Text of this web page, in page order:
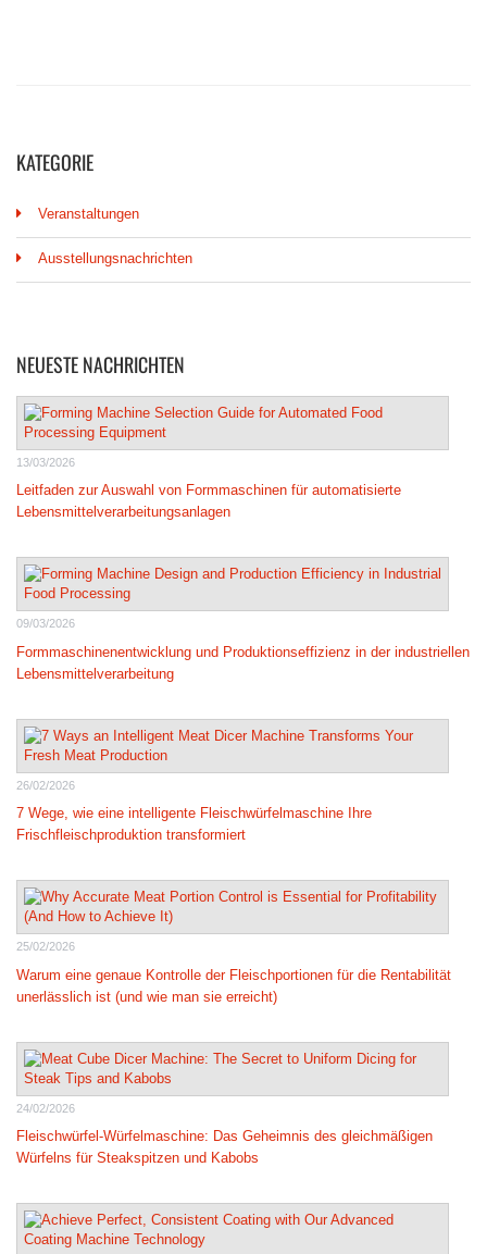
KATEGORIE
Veranstaltungen
Ausstellungsnachrichten
NEUESTE NACHRICHTEN
13/03/2026
Leitfaden zur Auswahl von Formmaschinen für automatisierte
Lebensmittelverarbeitungsanlagen
09/03/2026
Formmaschinenentwicklung und Produktionseffizienz in der industriellen
Lebensmittelverarbeitung
26/02/2026
7 Wege, wie eine intelligente Fleischwürfelmaschine Ihre
Frischfleischproduktion transformiert
25/02/2026
Warum eine genaue Kontrolle der Fleischportionen für die Rentabilität
unerlässlich ist (und wie man sie erreicht)
24/02/2026
Fleischwürfel-Würfelmaschine: Das Geheimnis des gleichmäßigen
Würfelns für Steakspitzen und Kabobs